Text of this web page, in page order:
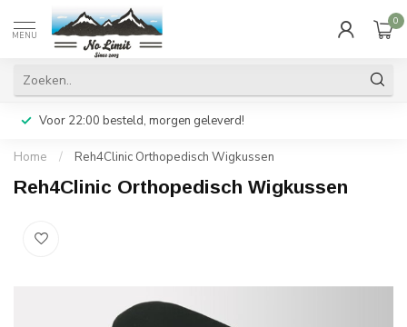
MENU
0
Voor 22:00 besteld, morgen geleverd!
Home / Reh4Clinic Orthopedisch Wigkussen
Reh4Clinic Orthopedisch Wigkussen